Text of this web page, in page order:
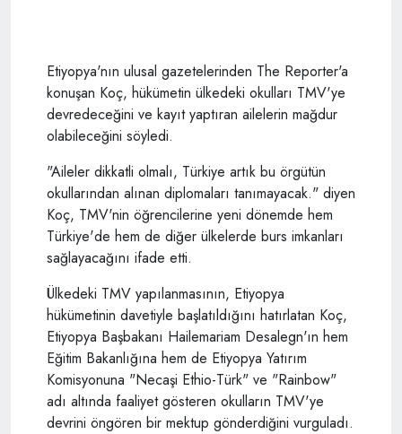
Etiyopya'nın ulusal gazetelerinden The Reporter'a
konuşan Koç, hükümetin ülkedeki okulları TMV'ye
devredeceğini ve kayıt yaptıran ailelerin mağdur
olabileceğini söyledi.
"Aileler dikkatli olmalı, Türkiye artık bu örgütün
okullarından alınan diplomaları tanımayacak." diyen
Koç, TMV'nin öğrencilerine yeni dönemde hem
Türkiye'de hem de diğer ülkelerde burs imkanları
sağlayacağını ifade etti.
Ülkedeki TMV yapılanmasının, Etiyopya
hükümetinin davetiyle başlatıldığını hatırlatan Koç,
Etiyopya Başbakanı Hailemariam Desalegn'ın hem
Eğitim Bakanlığına hem de Etiyopya Yatırım
Komisyonuna "Necaşi Ethio-Türk" ve "Rainbow"
adı altında faaliyet gösteren okulların TMV'ye
devrini öngören bir mektup gönderdiğini vurguladı.